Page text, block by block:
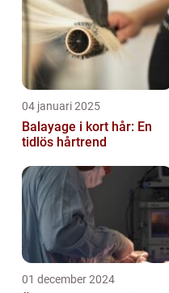
04 januari 2025
Balayage i kort hår: En
tidlös hårtrend
01 december 2024